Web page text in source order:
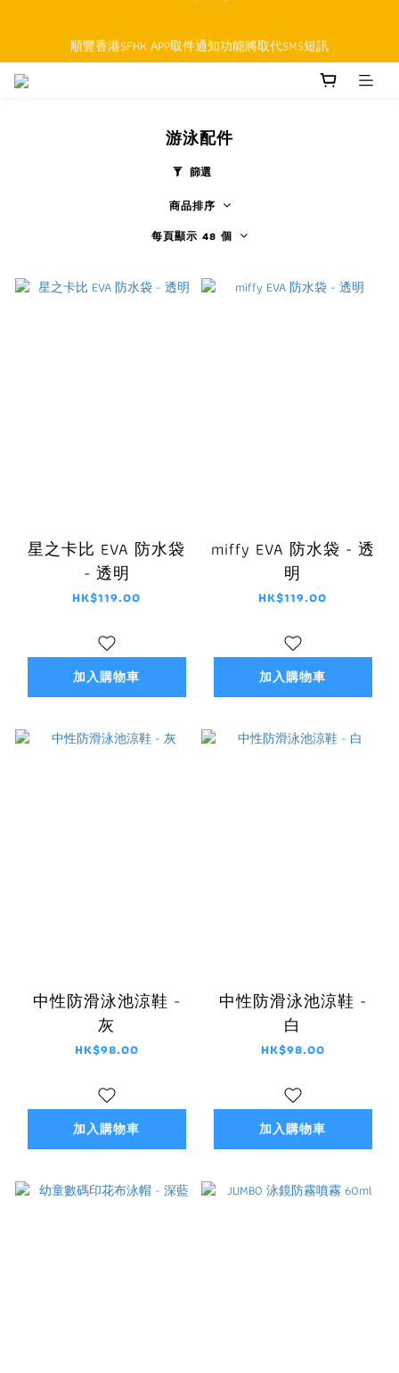
累積購物滿HK$800升級為網上VIP，下一訂單開始永久可享正價貨
品85折優惠
順豐香港SFHK APP取件通知功能將取代SMS短訊
游泳配件
篩選
商品排序
每頁顯示 48 個
星之卡比 EVA 防水袋
- 透明
HK$119.00
加入購物車
miffy EVA 防水袋 - 透
明
HK$119.00
加入購物車
中性防滑泳池涼鞋 -
灰
HK$98.00
加入購物車
中性防滑泳池涼鞋 -
白
HK$98.00
加入購物車